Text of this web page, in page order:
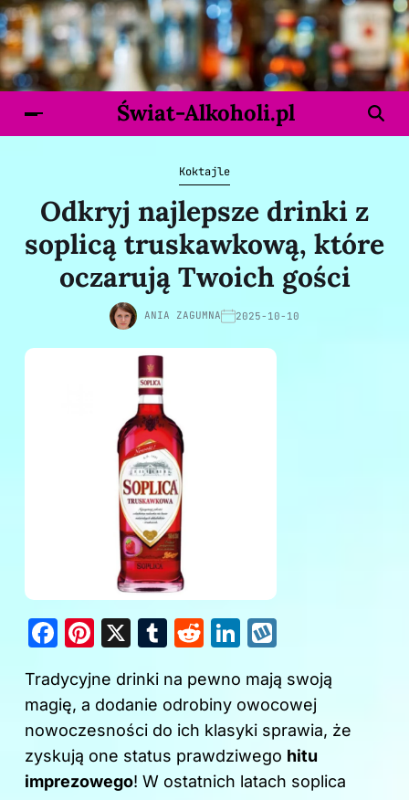
Świat-Alkoholi.pl
Koktajle
Odkryj najlepsze drinki z
soplicą truskawkową, które
oczarują Twoich gości
ANIA ZAGUMNA 2025-10-10
F
c
e
b
o
Pi
er
e
st
X
T
m
bl
r
R
d
di
t
Li
k
e
dI
n
k
o
p
Tradycyjne drinki na pewno mają swoją
magię, a dodanie odrobiny owocowej
nowoczesności do ich klasyki sprawia, że
zyskują one status prawdziwego hitu
imprezowego! W ostatnich latach soplica